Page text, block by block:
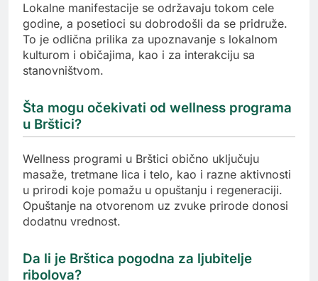
Lokalne manifestacije se održavaju tokom cele
godine, a posetioci su dobrodošli da se pridruže.
To je odlična prilika za upoznavanje s lokalnom
kulturom i običajima, kao i za interakciju sa
stanovništvom.
Šta mogu očekivati od wellness programa
u Brštici?
Wellness programi u Brštici obično uključuju
masaže, tretmane lica i telo, kao i razne aktivnosti
u prirodi koje pomažu u opuštanju i regeneraciji.
Opuštanje na otvorenom uz zvuke prirode donosi
dodatnu vrednost.
Da li je Brštica pogodna za ljubitelje
ribolova?